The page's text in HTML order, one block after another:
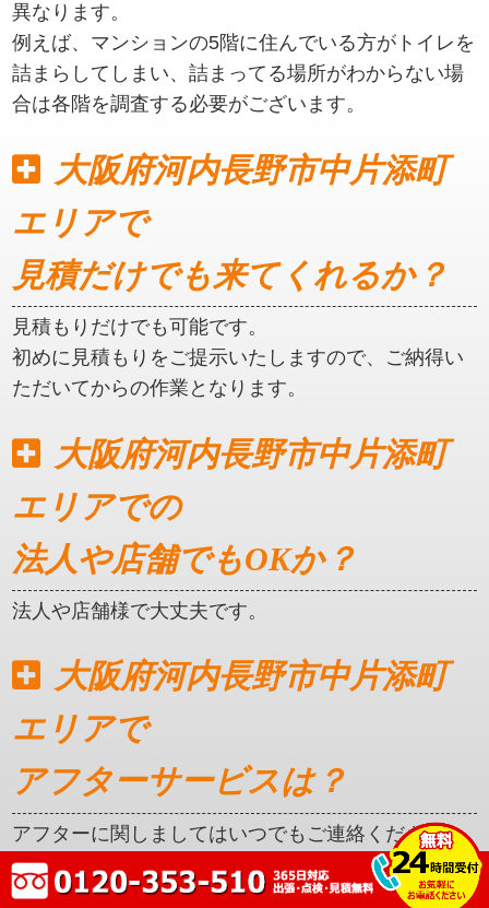
異なります。
例えば、マンションの5階に住んでいる方がトイレを
詰まらしてしまい、詰まってる場所がわからない場
合は各階を調査する必要がございます。
大阪府河内長野市中片添町
エリアで
見積だけでも来てくれるか？
見積もりだけでも可能です。
初めに見積もりをご提示いたしますので、ご納得い
ただいてからの作業となります。
大阪府河内長野市中片添町
エリアでの
法人や店舗でもOKか？
法人や店舗様で大丈夫です。
大阪府河内長野市中片添町
エリアで
アフターサービスは？
アフターに関しましてはいつでもご連絡ください。
クレカ対応はしているか？